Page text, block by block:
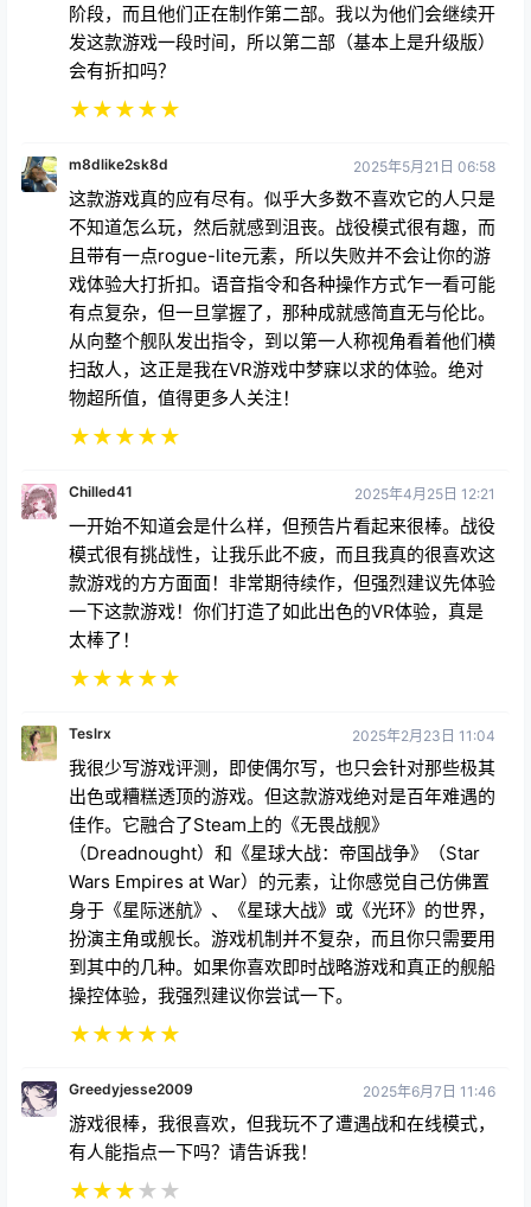
阶段，而且他们正在制作第二部。我以为他们会继续开
发这款游戏一段时间，所以第二部（基本上是升级版）
会有折扣吗？
★★★★★
m8dlike2sk8d 2025年5月21日 06:58
这款游戏真的应有尽有。似乎大多数不喜欢它的人只是
不知道怎么玩，然后就感到沮丧。战役模式很有趣，而
且带有一点rogue-lite元素，所以失败并不会让你的游
戏体验大打折扣。语音指令和各种操作方式乍一看可能
有点复杂，但一旦掌握了，那种成就感简直无与伦比。
从向整个舰队发出指令，到以第一人称视角看着他们横
扫敌人，这正是我在VR游戏中梦寐以求的体验。绝对
物超所值，值得更多人关注！
★★★★★
Chilled41 2025年4月25日 12:21
一开始不知道会是什么样，但预告片看起来很棒。战役
模式很有挑战性，让我乐此不疲，而且我真的很喜欢这
款游戏的方方面面！非常期待续作，但强烈建议先体验
一下这款游戏！你们打造了如此出色的VR体验，真是
太棒了！
★★★★★
Teslrx 2025年2月23日 11:04
我很少写游戏评测，即使偶尔写，也只会针对那些极其
出色或糟糕透顶的游戏。但这款游戏绝对是百年难遇的
佳作。它融合了Steam上的《无畏战舰》
（Dreadnought）和《星球大战：帝国战争》（Star
Wars Empires at War）的元素，让你感觉自己仿佛置
身于《星际迷航》、《星球大战》或《光环》的世界，
扮演主角或舰长。游戏机制并不复杂，而且你只需要用
到其中的几种。如果你喜欢即时战略游戏和真正的舰船
操控体验，我强烈建议你尝试一下。
★★★★★
Greedyjesse2009 2025年6月7日 11:46
游戏很棒，我很喜欢，但我玩不了遭遇战和在线模式，
有人能指点一下吗？请告诉我！
★★★★ ★